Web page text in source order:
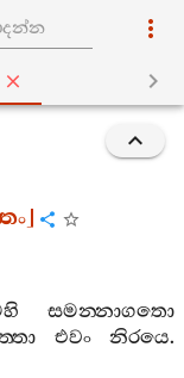
]
සමන‍්නාගතො
එවං නිරයෙ.